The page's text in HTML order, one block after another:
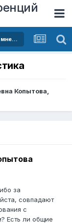
Социальная справедливость в общественном мнении: по результатам социологического исследования
Копытова,
за
совпадают
с
Есть ли общие